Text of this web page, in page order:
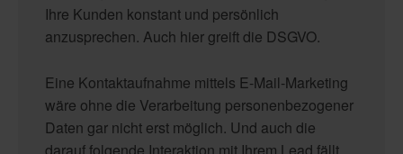
Ihre Kunden konstant und persönlich
anzusprechen. Auch hier greift die DSGVO.
Eine Kontaktaufnahme mittels E-Mail-Marketing
wäre ohne die Verarbeitung personenbezogener
Daten gar nicht erst möglich. Und auch die
darauf folgende Interaktion mit Ihrem Lead fällt